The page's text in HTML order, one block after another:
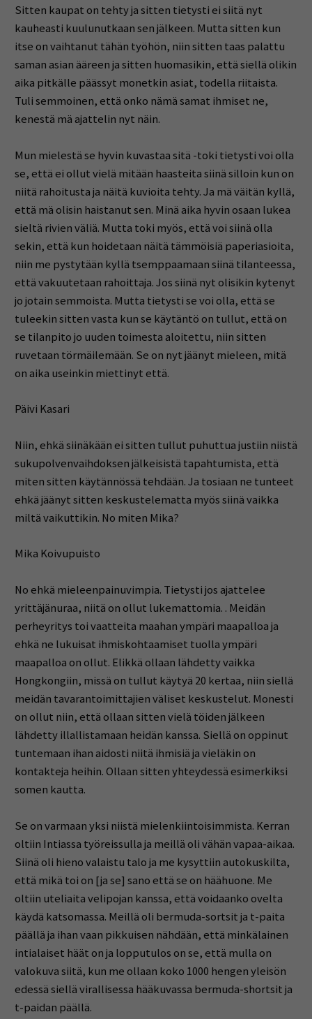
Sitten kaupat on tehty ja sitten tietysti ei siitä nyt
kauheasti kuulunutkaan sen jälkeen. Mutta sitten kun
itse on vaihtanut tähän työhön, niin sitten taas palattu
saman asian ääreen ja sitten huomasikin, että siellä olikin
aika pitkälle päässyt monetkin asiat, todella riitaista.
Tuli semmoinen, että onko nämä samat ihmiset ne,
kenestä mä ajattelin nyt näin.
Mun mielestä se hyvin kuvastaa sitä -toki tietysti voi olla
se, että ei ollut vielä mitään haasteita siinä silloin kun on
niitä rahoitusta ja näitä kuvioita tehty. Ja mä väitän kyllä,
että mä olisin haistanut sen. Minä aika hyvin osaan lukea
sieltä rivien väliä. Mutta toki myös, että voi siinä olla
sekin, että kun hoidetaan näitä tämmöisiä paperiasioita,
niin me pystytään kyllä tsemppaamaan siinä tilanteessa,
että vakuutetaan rahoittaja. Jos siinä nyt olisikin kytenyt
jo jotain semmoista. Mutta tietysti se voi olla, että se
tuleekin sitten vasta kun se käytäntö on tullut, että on
se tilanpito jo uuden toimesta aloitettu, niin sitten
ruvetaan törmäilemään. Se on nyt jäänyt mieleen, mitä
on aika useinkin miettinyt että.
Päivi Kasari
Niin, ehkä siinäkään ei sitten tullut puhuttua justiin niistä
sukupolvenvaihdoksen jälkeisistä tapahtumista, että
miten sitten käytännössä tehdään. Ja tosiaan ne tunteet
ehkä jäänyt sitten keskustelematta myös siinä vaikka
miltä vaikuttikin. No miten Mika?
Mika Koivupuisto
No ehkä mieleenpainuvimpia. Tietysti jos ajattelee
yrittäjänuraa, niitä on ollut lukemattomia. . Meidän
perheyritys toi vaatteita maahan ympäri maapalloa ja
ehkä ne lukuisat ihmiskohtaamiset tuolla ympäri
maapalloa on ollut. Elikkä ollaan lähdetty vaikka
Hongkongiin, missä on tullut käytyä 20 kertaa, niin siellä
meidän tavarantoimittajien väliset keskustelut. Monesti
on ollut niin, että ollaan sitten vielä töiden jälkeen
lähdetty illallistamaan heidän kanssa. Siellä on oppinut
tuntemaan ihan aidosti niitä ihmisiä ja vieläkin on
kontakteja heihin. Ollaan sitten yhteydessä esimerkiksi
somen kautta.
Se on varmaan yksi niistä mielenkiintoisimmista. Kerran
oltiin Intiassa työreissulla ja meillä oli vähän vapaa-aikaa.
Siinä oli hieno valaistu talo ja me kysyttiin autokuskilta,
että mikä toi on [ja se] sano että se on häähuone. Me
oltiin uteliaita velipojan kanssa, että voidaanko ovelta
käydä katsomassa. Meillä oli bermuda-sortsit ja t-paita
päällä ja ihan vaan pikkuisen nähdään, että minkälainen
intialaiset häät on ja lopputulos on se, että mulla on
valokuva siitä, kun me ollaan koko 1000 hengen yleisön
edessä siellä virallisessa hääkuvassa bermuda-shortsit ja
t-paidan päällä.